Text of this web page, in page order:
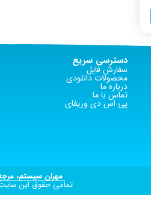
دسترسی سریع
سفارش فایل
محصولات دانلودی
درباره ما
تماس با ما
پی اس دی وریفای
مهران سیستم،
تمامی حقوق این